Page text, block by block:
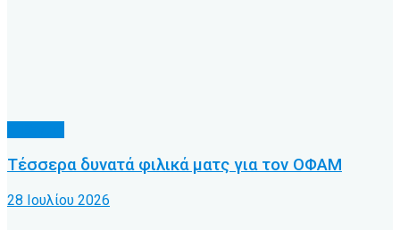
Τέσσερα δυνατά φιλικά ματς για τον ΟΦΑΜ
28 Ιουλίου 2026